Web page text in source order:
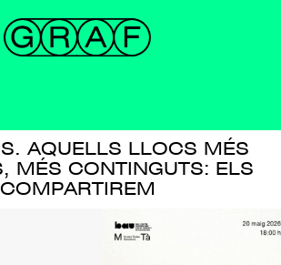
AQUELLS LLOCS MÉS
MÉS CONTINGUTS: ELS
COMPARTIREM